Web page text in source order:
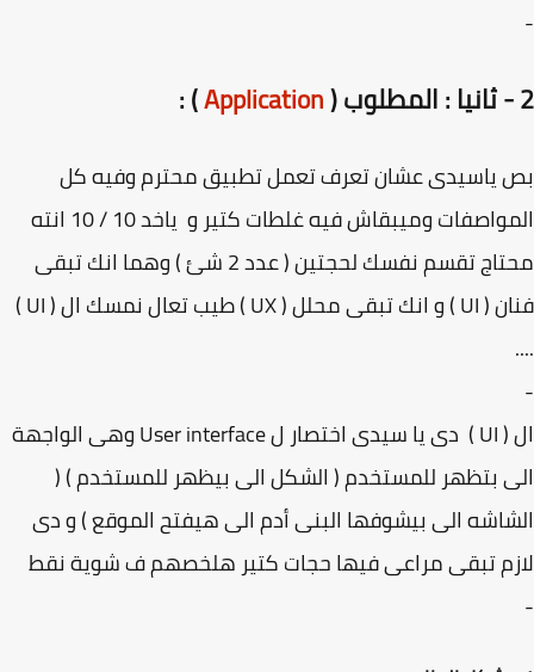
Application
) :
ياسيدى عشان تعرف تعمل تطبيق محترم وفيه كل
المواصفات وميبقاش فيه غلطات كتير و ياخد 10 / 10 انته
محتاج تقسم نفسك لحجتين ( عدد 2 شئ ) وهما انك تبقى
فنان ( UI ) و انك تبقى محلل ( UX ) طيب تعال نمسك ال ( UI )
ال ( UI ) دى يا سيدى اختصار ل User interface وهى الواجهة
بتظهر للمستخدم ( الشكل الى بيظهر للمستخدم ) (
الى بيشوفها البنى أدم الى هيفتح الموقع ) و دى
تبقى مراعى فيها حجات كتير هلخصهم ف شوية نقط